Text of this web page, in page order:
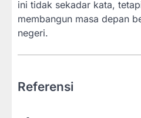
ini tidak sekadar kata,
membangun masa depan
negeri.
Referensi